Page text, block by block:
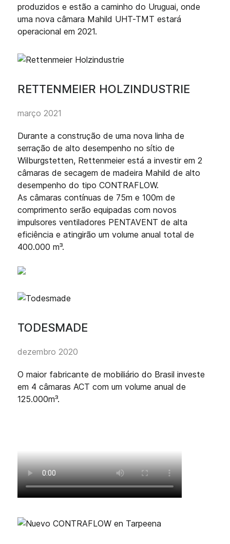
produzidos e estão a caminho do Uruguai, onde
uma nova câmara Mahild UHT-TMT estará
operacional em 2021.
RETTENMEIER HOLZINDUSTRIE
março 2021
Durante a construção de uma nova linha de
serração de alto desempenho no sítio de
Wilburgstetten, Rettenmeier está a investir em 2
câmaras de secagem de madeira Mahild de alto
desempenho do tipo CONTRAFLOW.
As câmaras contínuas de 75m e 100m de
comprimento serão equipadas com novos
impulsores ventiladores PENTAVENT de alta
eficiência e atingirão um volume anual total de
400.000 m³.
TODESMADE
dezembro 2020
O maior fabricante de mobiliário do Brasil investe
em 4 câmaras ACT com um volume anual de
125.000m³.